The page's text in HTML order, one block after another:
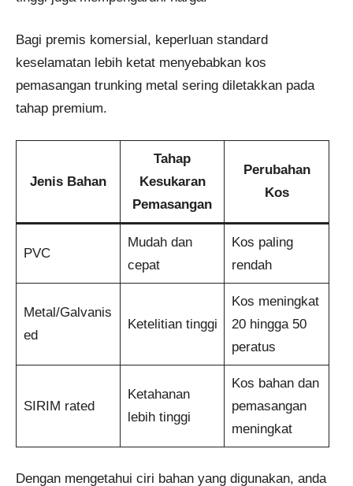
Bagi premis komersial, keperluan standard
keselamatan lebih ketat menyebabkan kos
pemasangan trunking metal sering diletakkan pada
tahap premium.
Jenis Bahan
Tahap
Kesukaran
Pemasangan
Perubahan
Kos
PVC
Mudah dan
cepat
Kos paling
rendah
Metal/Galvanis
ed
Ketelitian tinggi
Kos meningkat
20 hingga 50
peratus
SIRIM rated
Ketahanan
lebih tinggi
Kos bahan dan
pemasangan
meningkat
Dengan mengetahui ciri bahan yang digunakan, anda